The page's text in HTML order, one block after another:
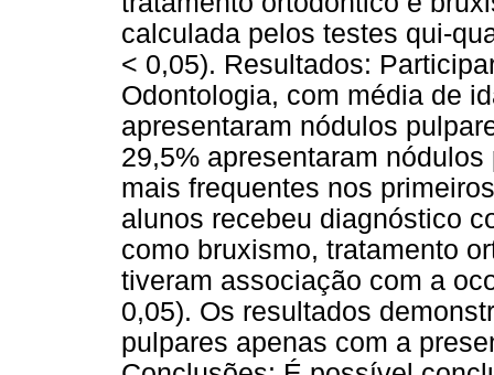
calculada pelos testes qui-
< 0,05). Resultados:
Odontologia, com média de
apresentaram nódulos
29,5% apresentaram
mais frequentes nos
alunos recebeu diagnóstico
como bruxismo, tratamento
tiveram associação com a
0,05). Os resultados
pulpares apenas com a